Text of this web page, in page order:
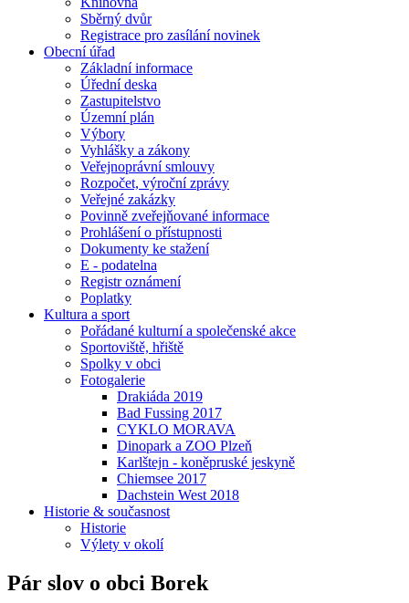
Sběrný dvůr
Registrace pro zasílání novinek
Obecní úřad
Základní informace
Úřední deska
Zastupitelstvo
Územní plán
Výbory
Vyhlášky a zákony
Veřejnoprávní smlouvy
Rozpočet, výroční zprávy
Veřejné zakázky
Povinně zveřejňované informace
Prohlášení o přístupnosti
Dokumenty ke stažení
E - podatelna
Registr oznámení
Poplatky
Kultura a sport
Pořádané kulturní a společenské akce
Sportoviště, hřiště
Spolky v obci
Fotogalerie
Drakiáda 2019
Bad Fussing 2017
CYKLO MORAVA
Dinopark a ZOO Plzeň
Karlštejn - koněpruské jeskyně
Chiemsee 2017
Dachstein West 2018
Historie & současnost
Historie
Výlety v okolí
Pár slov o obci Borek